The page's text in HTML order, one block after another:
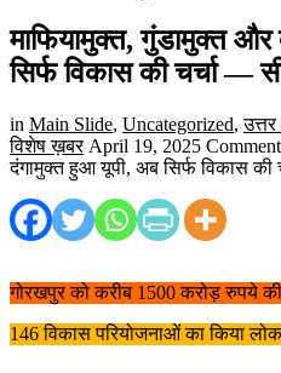
माफियामुक्त, गुंडामुक्त
सिर्फ विकास की चर्चा —
in Main Slide, Uncategorized,
विशेष ख़बर April 19, 2025
दंगामुक्त हुआ यूपी, अब सिर्फ विकास की
गोरखपुर को करीब 1500 करोड़ रुपये
146 विकास परियोजनाओं का किया